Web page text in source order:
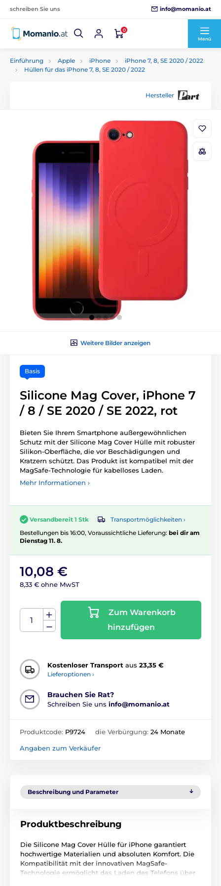
schreiben Sie uns info@momanio.at
0
Menü
Einführung Apple iPhone
iPhone 7, 8, SE 2020 / 2022
Hüllen für das iPhone 7, 8, SE 2020 / 2022
Hersteller
Weitere Bilder anzeigen
Basis
Silicone Mag Cover, iPhone 7
/ 8 / SE 2020 / SE 2022, rot
Bieten Sie Ihrem Smartphone außergewöhnlichen
Schutz mit der Silicone Mag Cover Hülle mit robuster
Silikon-Oberfläche, die vor Beschädigungen und
Kratzern schützt. Das Produkt ist kompatibel mit der
MagSafe-Technologie für kabelloses Laden.
Mehr Informationen ›
Versandbereit 1 Stk
Transportmöglichkeiten ›
Bestellungen bis 16:00, Voraussichtliche Lieferung: bei dir am
Dienstag 11. 8.
10,08 €
8,33 € ohne MwST
Zum Warenkorb
hinzufügen
Kostenloser Transport aus 23,35 €
Lieferoptionen ›
Brauchen Sie Rat?
Schreiben Sie uns info@momanio.at
Produktcode: P9724 die Verbürgung: 24 Monate
Angaben zum Verkäufer
Beschreibung und Parameter
Produktbeschreibung
Die Silicone Mag Cover Hülle für iPhone garantiert
hochwertige Materialien und absoluten Komfort. Die
Kompatibilität mit der innovativen MagSafe-
Technologie ermöglicht das Laden des Telefons über